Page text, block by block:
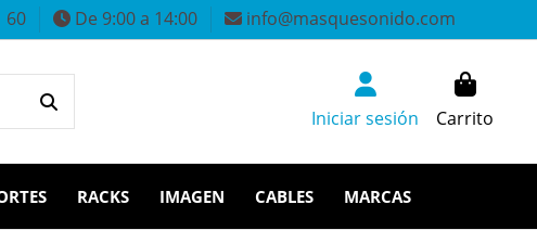
60 De 9:00 a 14:00 info@masquesonido.com
Iniciar sesión Carrito
RACKS IMAGEN CABLES MARCAS